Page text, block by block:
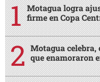
Motagua logra
firme en Copa
Motagua
que enamoraron